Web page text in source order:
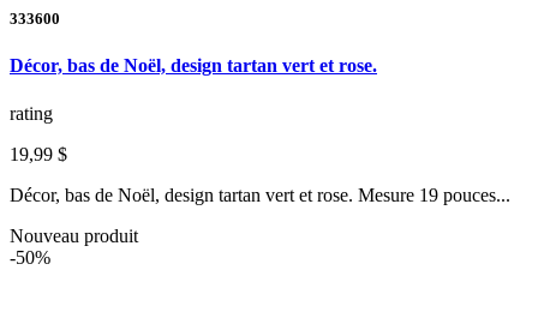
333600
Décor, bas de Noël, design tartan vert et rose.
rating
19,99 $
Décor, bas de Noël, design tartan vert et rose. Mesure 19 pouces...
Nouveau produit
-50%